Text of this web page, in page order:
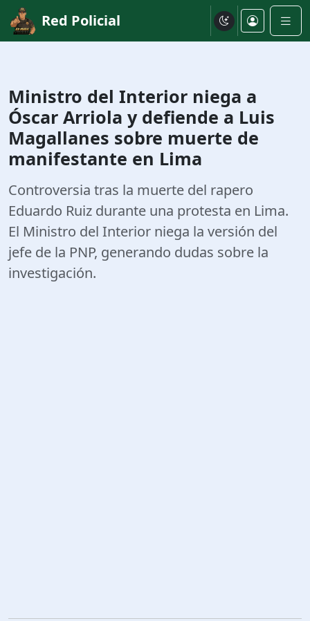
Red Policial
Ministro del Interior niega a
Óscar Arriola y defiende a Luis
Magallanes sobre muerte de
manifestante en Lima
Controversia tras la muerte del rapero
Eduardo Ruiz durante una protesta en Lima.
El Ministro del Interior niega la versión del
jefe de la PNP, generando dudas sobre la
investigación.